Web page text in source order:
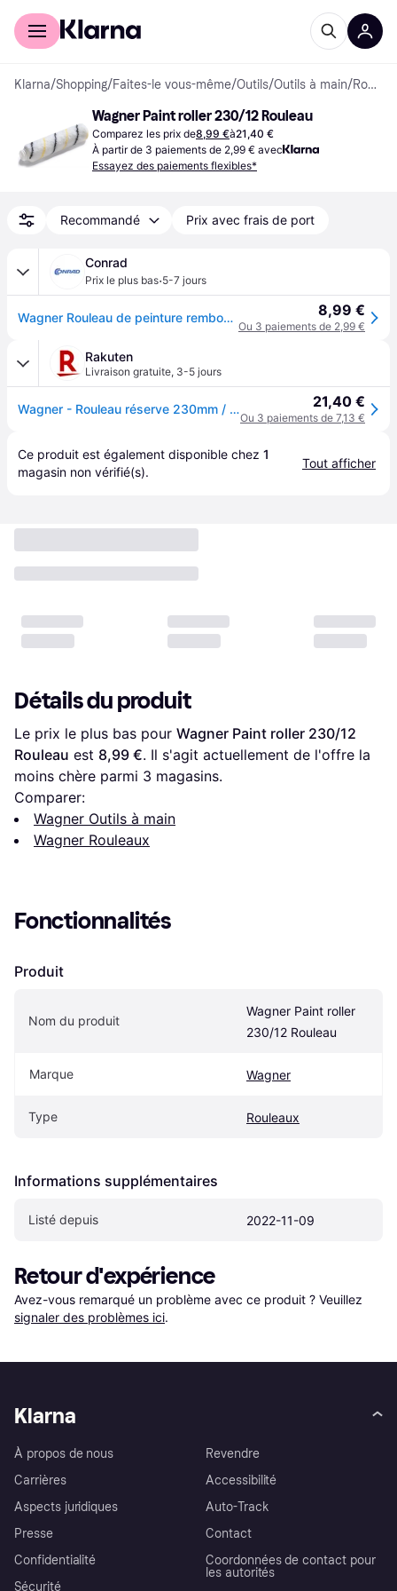
Acheter avec Klarna
Klarna/Shopping/Faites-le vous-même/Outils/Outils à main/ Rouleaux
Wagner Paint roller 230/12 Rouleau
Comparez les prix de8,99 €à21,40 €
À partir de 3 paiements de 2,99 € avec
Essayez des paiements flexibles*
Recommandé Prix avec frais de port
Conrad
Prix le plus bas·5-7 jours
Wagner Rouleau de peinture rembourré Largeur du rouleau: 23 mm 8,99 €
Ou 3 paiements de 2,99 €
Rakuten
Livraison gratuite, 3-5 jours
Wagner - Rouleau réserve 230mm / 12mm - 998230 21,40 €
Ou 3 paiements de 7,13 €
Ce produit est également disponible chez 1
magasin non vérifié(s).
Tout afficher
Détails du produit
Le prix le plus bas pour Wagner Paint roller 230/12
Rouleau est 8,99 €. Il s'agit actuellement de l'offre la
moins chère parmi 3 magasins.
Comparer:
Wagner Outils à main
Wagner Rouleaux
Fonctionnalités
Produit
Nom du produit
Wagner Paint roller
230/12 Rouleau
Marque Wagner
Type Rouleaux
Informations supplémentaires
Listé depuis 2022-11-09
Retour d'expérience
Avez-vous remarqué un problème avec ce produit ? Veuillez
signaler des problèmes ici.
Klarna
À propos de nous
Carrières
Aspects juridiques
Presse
Confidentialité
Sécurité
Revendre
Accessibilité
Auto-Track
Contact
Coordonnées de contact pour
les autorités